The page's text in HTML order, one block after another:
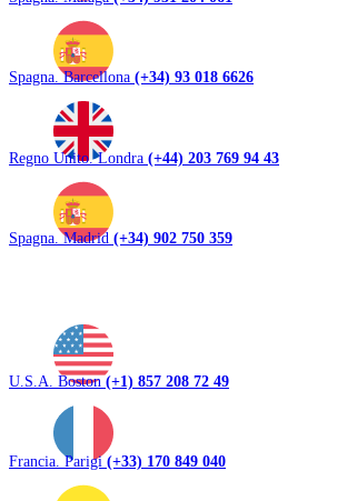
Spagna. Barcellona (+34) 93 018 6626
Regno Unito. Londra (+44) 203 769 94 43
Spagna. Madrid (+34) 902 750 359
U.S.A. Boston(+1) 857 208 72 49
Francia. Parigi(+33) 170 849 040